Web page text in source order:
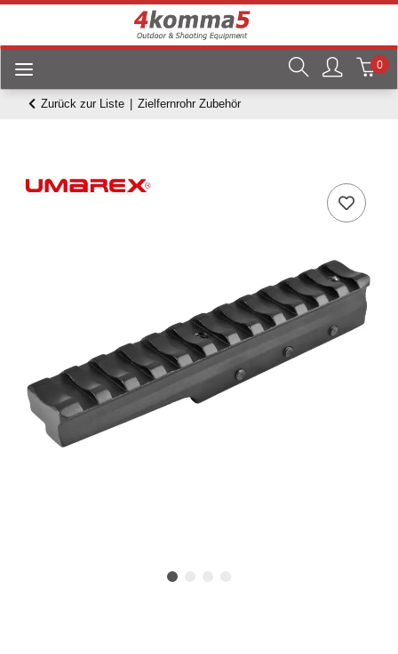
0
Zurück zur Liste Zielfernrohr Zubehör